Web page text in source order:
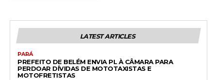
LATEST ARTICLES
PARÁ
PREFEITO DE BELÉM ENVIA PL À CÂMARA PARA
PERDOAR DÍVIDAS DE MOTOTAXISTAS E
MOTOFRETISTAS